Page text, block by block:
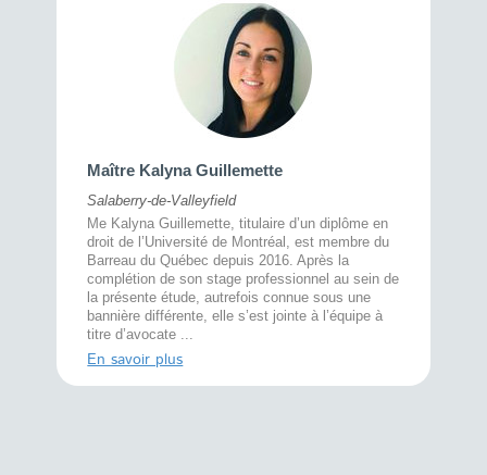
Maître Kalyna Guillemette
Salaberry-de-Valleyfield
Me Kalyna Guillemette, titulaire d’un diplôme en
droit de l’Université de Montréal, est membre du
Barreau du Québec depuis 2016. Après la
complétion de son stage professionnel au sein de
la présente étude, autrefois connue sous une
bannière différente, elle s’est jointe à l’équipe à
titre d’avocate ...
En savoir plus